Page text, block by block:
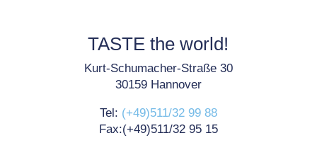
TASTE the world!
Kurt-Schumacher-Straße 30
30159 Hannover
Tel: (+49)511/32 99 88
Fax:(+49)511/32 95 15